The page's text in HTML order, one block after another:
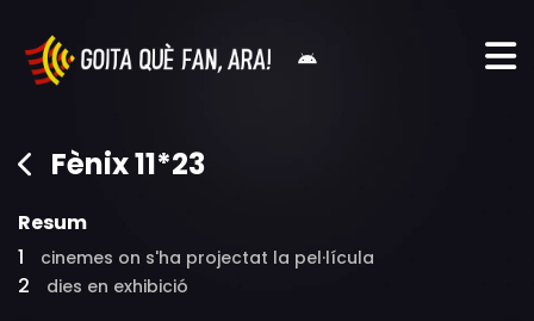
Fènix 11*23
Resum
1
cinemes on s'ha projectat la pel·lícula
2 dies en exhibició